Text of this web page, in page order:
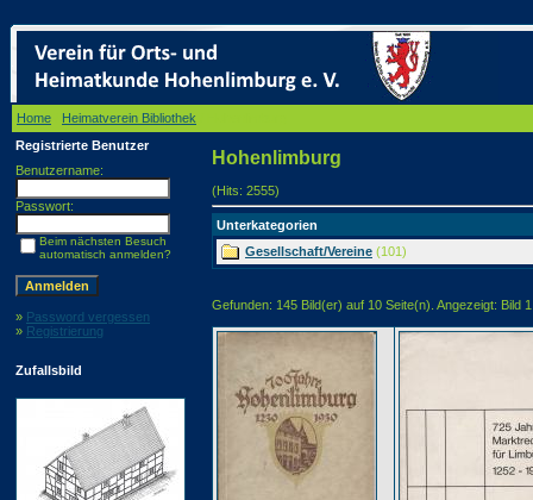
Home Heimatverein Bibliothek
Registrierte Benutzer
Benutzername:
Passwort:
Beim nächsten Besuch
automatisch anmelden?
» Password vergessen
» Registrierung
Zufallsbild
Hohenlimburg
(Hits: 2555)
Unterkategorien
Gesellschaft/Vereine (101)
Gefunden: 145 Bild(er) auf 10 Seite(n). Angezeigt: Bild